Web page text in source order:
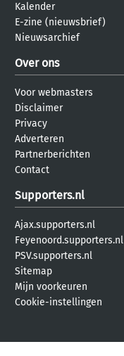
Kalender
E-zine (nieuwsbrief)
Nieuwsarchief
Over ons
Voor webmasters
Disclaimer
Privacy
Adverteren
Partnerberichten
Contact
Supporters.nl
Ajax.supporters.nl
Feyenoord.supporters.nl
PSV.supporters.nl
Sitemap
Mijn voorkeuren
Cookie-instellingen